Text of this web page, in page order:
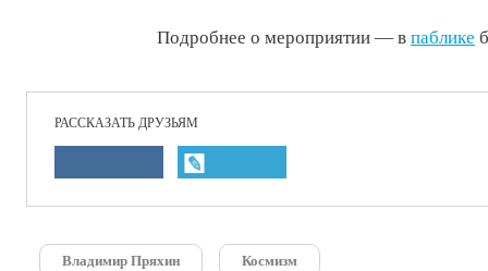
Подробнее о мероприятии — в паблике
РАССКАЗАТЬ ДРУЗЬЯМ
Владимир Пряхин Космизм